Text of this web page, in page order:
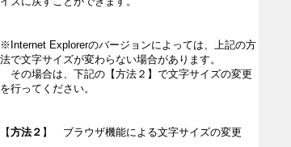
※Internet Explorerのバージョンによっては、上記の方
法で文字サイズが変わらない場合があります。
その場合は、下記の【方法２】で文字サイズの変更
を行ってください。
【方法２ 】 ブラウザ機能による文字サイズの変更